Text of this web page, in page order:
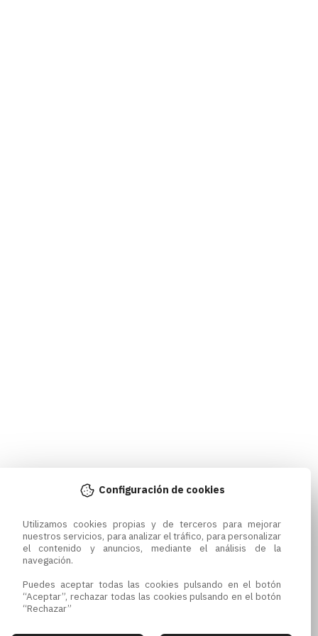
Configuración de cookies
Utilizamos cookies propias y de terceros para mejorar
nuestros servicios, para analizar el tráfico, para personalizar
el contenido y anuncios, mediante el análisis de la
navegación.
Puedes aceptar todas las cookies pulsando en el botón
“Aceptar”, rechazar todas las cookies pulsando en el botón
“Rechazar”